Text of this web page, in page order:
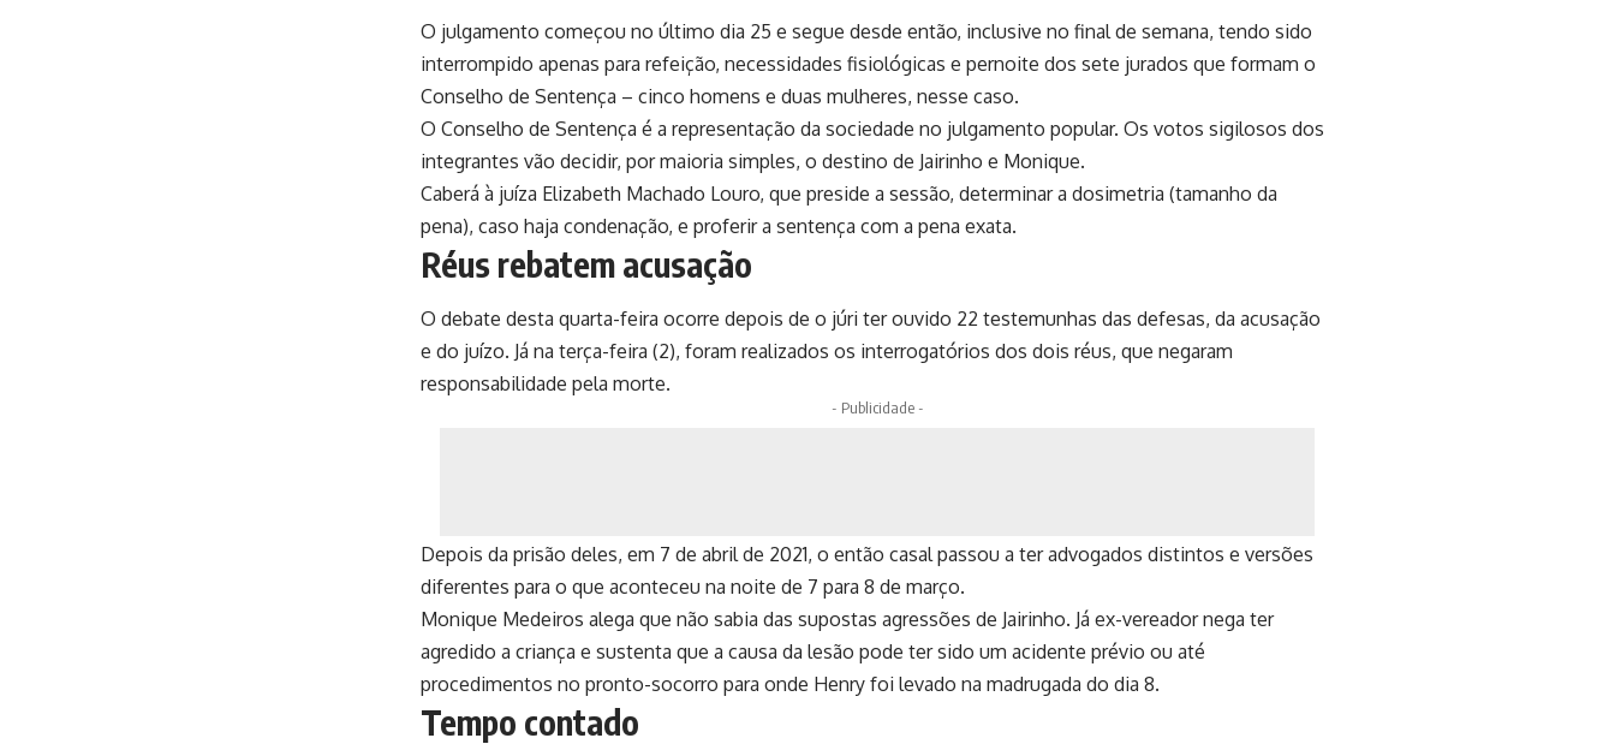
O julgamento começou no último dia 25 e segue desde então, inclusive no final de semana, tendo sido
interrompido apenas para refeição, necessidades fisiológicas e pernoite dos sete jurados que formam o
Conselho de Sentença – cinco homens e duas mulheres, nesse caso.
O Conselho de Sentença é a representação da sociedade no julgamento popular. Os votos sigilosos dos
integrantes vão decidir, por maioria simples, o destino de Jairinho e Monique.
Caberá à juíza Elizabeth Machado Louro, que preside a sessão, determinar a dosimetria (tamanho da
pena), caso haja condenação, e proferir a sentença com a pena exata.
Réus rebatem acusação
O debate desta quarta-feira ocorre depois de o júri ter ouvido 22 testemunhas das defesas, da acusação
e do juízo. Já na terça-feira (2), foram realizados os interrogatórios dos dois réus, que negaram
responsabilidade pela morte.
- Publicidade -
Depois da prisão deles, em 7 de abril de 2021, o então casal passou a ter advogados distintos e versões
diferentes para o que aconteceu na noite de 7 para 8 de março.
Monique Medeiros alega que não sabia das supostas agressões de Jairinho. Já ex-vereador nega ter
agredido a criança e sustenta que a causa da lesão pode ter sido um acidente prévio ou até
procedimentos no pronto-socorro para onde Henry foi levado na madrugada do dia 8.
Tempo contado